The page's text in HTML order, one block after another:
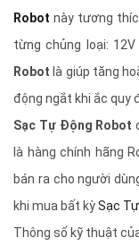
Robot này tương
từng chủng loại:
Robot là giúp tăng
động ngắt khi ắc quy
Sạc Tự Động Robot
là hàng chính hãng
bán ra cho người
khi mua bất kỳSạc
Thông số kỹ thuật